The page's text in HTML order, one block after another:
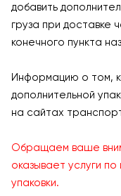
добавить
груза при доставке
конечного пункта
Информацию о том,
дополнительной
на сайтах
Обращаем ваше
оказывает услуги
упаковки.